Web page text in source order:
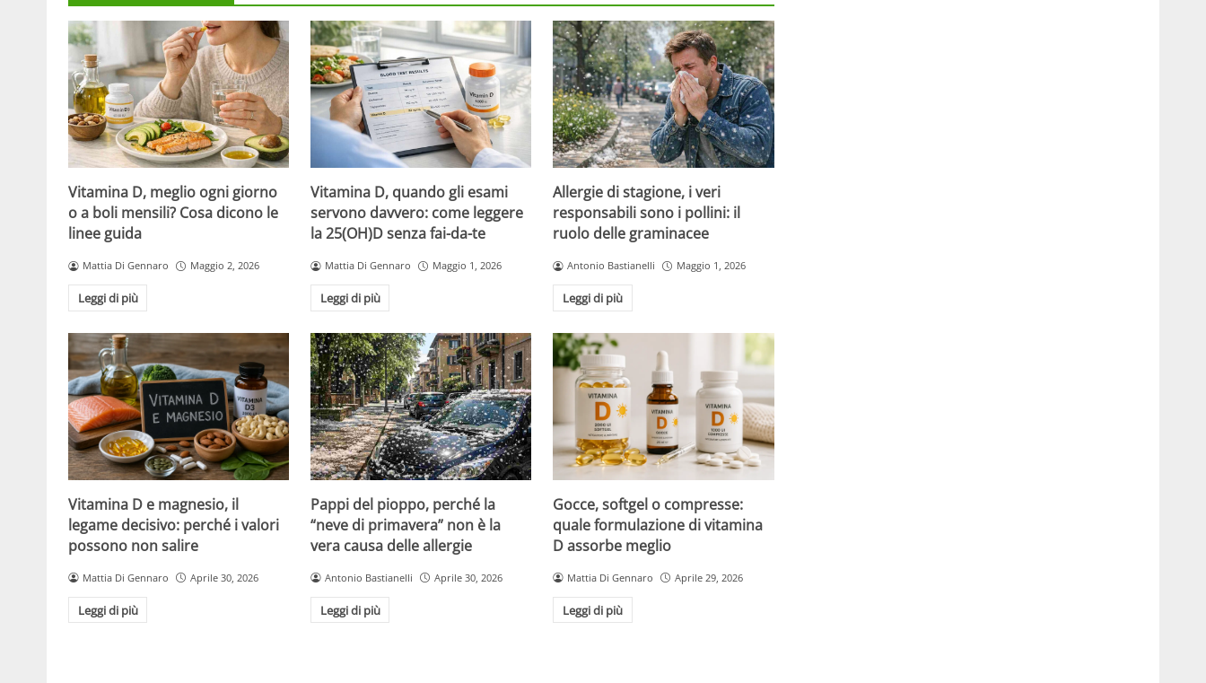
Vitamina D, meglio ogni giorno
o a boli mensili? Cosa dicono le
linee guida
Mattia Di Gennaro Maggio 2, 2026
Leggi di più
Vitamina D, quando gli esami
servono davvero: come leggere
la 25(OH)D senza fai-da-te
Mattia Di Gennaro Maggio 1, 2026
Leggi di più
Allergie di stagione, i veri
responsabili sono i pollini: il
ruolo delle graminacee
Antonio Bastianelli Maggio 1, 2026
Leggi di più
Vitamina D e magnesio, il
legame decisivo: perché i valori
possono non salire
Mattia Di Gennaro Aprile 30, 2026
Leggi di più
Pappi del pioppo, perché la
“neve di primavera” non è la
vera causa delle allergie
Antonio Bastianelli Aprile 30, 2026
Leggi di più
Gocce, softgel o compresse:
quale formulazione di vitamina
D assorbe meglio
Mattia Di Gennaro Aprile 29, 2026
Leggi di più